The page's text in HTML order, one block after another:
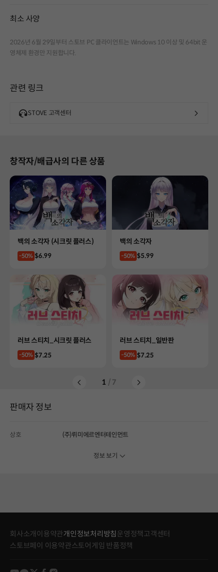
최소 사양
2026년 6월 29일부터 스토브 PC 클라이언트는 Windows 10 이상 및 64bit 운
영체제 환경만 지원합니다.
관련 링크
STOVE 고객센터
창작자/배급사의 다른 상품
Product
백의 소각자 (시크릿 플러스)
-50% Price
$6.99
Product
백의 소각자
-50% Price
$5.99
Product
러브 스티치_시크릿 플러스
-50% Price
$7.25
Product
러브 스티치_일반판
-50% Price
$7.25
1 / 7
판매자 정보
상호 (주)뤼미에르엔터테인먼트
정보 보기
회사소개 이용약관개인정보처리방침 운영정책고객센터
스토브페이 이용약관스토어게임 반품정책